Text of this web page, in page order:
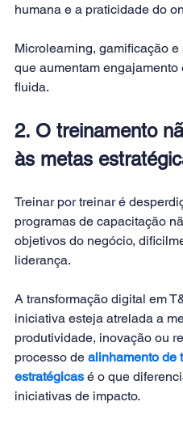
humana e a praticidade do
Microlearning, gamificação
que aumentam
fluida.
2. O treinamento
às metas
Treinar por treinar é
programas de capacitação
objetivos do negócio,
liderança.
A transformação digital em
iniciativa esteja atrelada a
produtividade, inovação ou
processo de alinhamento de
estratégicas é o que
iniciativas de impacto.